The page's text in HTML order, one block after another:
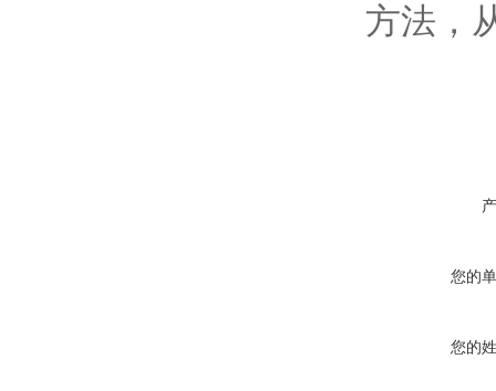
方法，
您的
您的